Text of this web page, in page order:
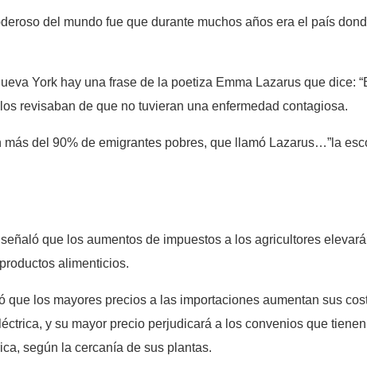
del mundo fue que durante muchos años era el país
York hay una frase de la poetiza Emma Lazarus que dice:
revisaban de que no tuvieran una enfermedad contagiosa.
del 90% de emigrantes pobres, que llamó Lazarus…”la
que los aumentos de impuestos a los agricultores
alimenticios.
los mayores precios a las importaciones aumentan sus
y su mayor precio perjudicará a los convenios que
según la cercanía de sus plantas.